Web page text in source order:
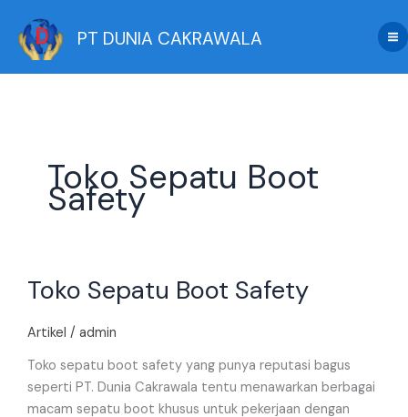
content
PT DUNIA CAKRAWALA
Toko Sepatu Boot
Safety
Toko Sepatu Boot Safety
Artikel / admin
Toko sepatu boot safety yang punya reputasi bagus
seperti PT. Dunia Cakrawala tentu menawarkan berbagai
macam sepatu boot khusus untuk pekerjaan dengan
Sepatu
Safety